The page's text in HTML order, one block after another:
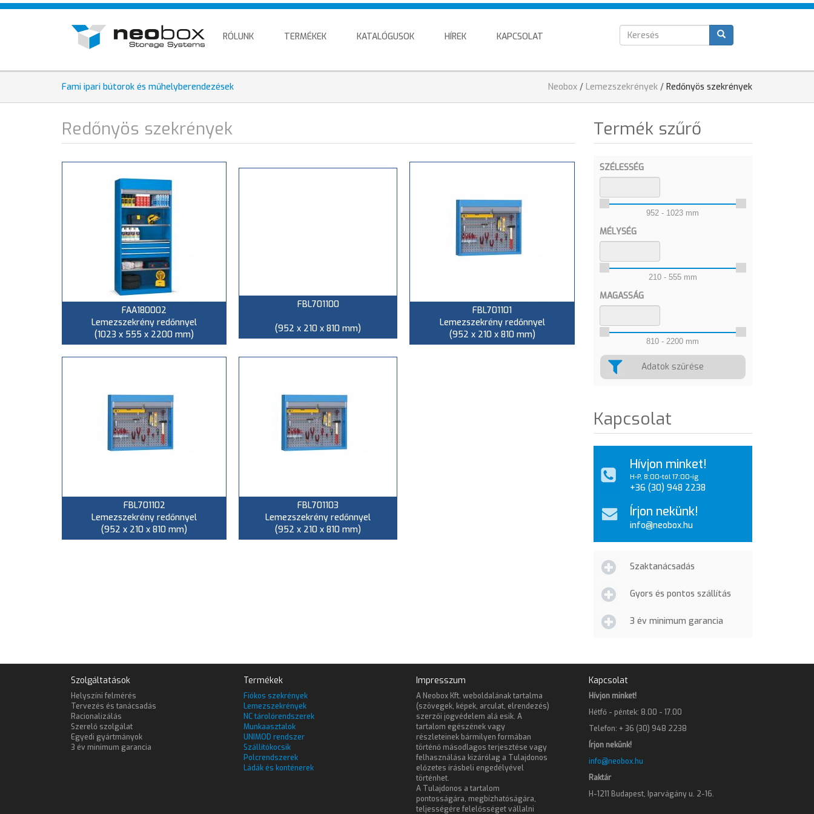
Ugrás
HU
EN
DE
RÓLUNK TERMÉKEK KATALÓGUSOK HÍREK KAPCSOLAT
Keresés
űrlap
Fami ipari bútorok és műhelyberendezések
Jelenlegi
hely
Neobox / Lemezszekrények / Redőnyös szekrények
Redőnyös szekrények
FAA180002
Lemezszekrény redőnnyel
(1023 x 555 x 2200 mm)
FBL701100
(952 x 210 x 810 mm)
FBL701101
Lemezszekrény redőnnyel
(952 x 210 x 810 mm)
FBL701102
Lemezszekrény redőnnyel
(952 x 210 x 810 mm)
FBL701103
Lemezszekrény redőnnyel
(952 x 210 x 810 mm)
Termék szűrő
SZÉLESSÉG
952 - 1023 mm
MÉLYSÉG
210 - 555 mm
MAGASSÁG
810 - 2200 mm
Adatok szűrése
Kapcsolat
Hívjon minket!
H-P, 8:00-tól 17:00-ig
+36 (30) 948 2238
Írjon nekünk!
info@neobox.hu
Szaktanácsadás
Gyors és pontos szállítás
3 év minimum garancia
Szolgáltatások
Helyszíni felmérés
Tervezés és tanácsadás
Racionalizálás
Szerelő szolgálat
Egyedi gyártmányok
3 év minimum garancia
Termékek
Fiókos szekrények
Lemezszekrények
NC tárolórendszerek
Munkaasztalok
UNIMOD rendszer
Szállítókocsik
Polcrendszerek
Ládák és konténerek
Impresszum
A Neobox Kft. weboldalának tartalma
(szövegek, képek, arculat, elrendezés)
szerzői jogvédelem alá esik. A
tartalom egészének vagy
részleteinek bármilyen formában
történő másodlagos terjesztése vagy
felhasználása kizárólag a Tulajdonos
előzetes írásbeli engedélyével
történhet.
A Tulajdonos a tartalom
pontosságára, megbízhatóságára,
teljességére felelősséget vállalni
Kapcsolat
Hívjon minket!
Hétfő - péntek: 8.00 - 17.00
Telefon: + 36 (30) 948 2238
Írjon nekünk!
info@neobox.hu
Raktár
H-1211 Budapest, Iparvágány u. 2-16.